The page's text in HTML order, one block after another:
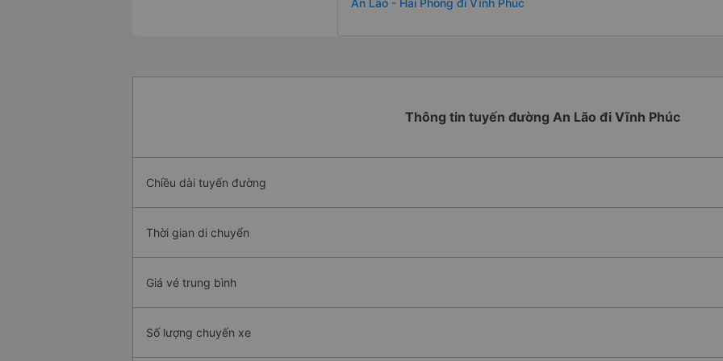
An Lão - Hải Phòng đi Vĩnh Phúc
Thông tin tuyến đường An Lão đi Vĩnh Phúc
Chiều dài tuyến đường
Thời gian di chuyển
Giá vé trung bình
Số lượng chuyến xe